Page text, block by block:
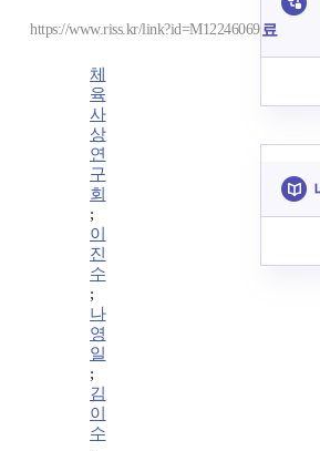
https://www.riss.kr/link?id=M12246069
체
육
사
상
연
구
회
;
이
진
수
;
나
영
일
;
김
이
수
료